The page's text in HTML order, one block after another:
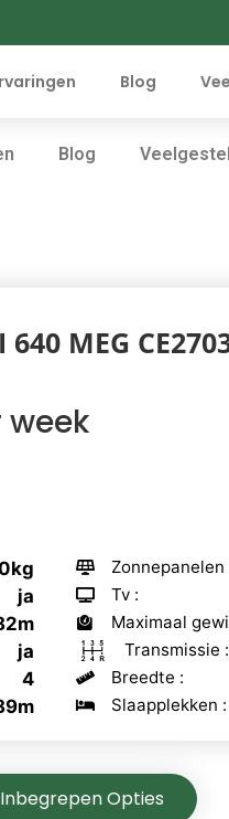
Blog
Blog
640 MEG
Zonnepanelen
ja Tv :
Maximaal
ja Transmissie :
4 Breedte :
Slaapplekken :
Opties